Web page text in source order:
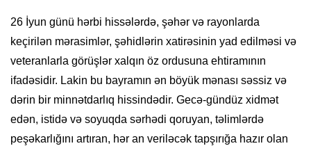
26 İyun günü hərbi hissələrdə, şəhər və rayonlarda
keçirilən mərasimlər, şəhidlərin xatirəsinin yad edilməsi və
veteranlarla görüşlər xalqın öz ordusuna ehtiramının
ifadəsidir. Lakin bu bayramın ən böyük mənası səssiz və
dərin bir minnətdarlıq hissindədir. Gecə-gündüz xidmət
edən, istidə və soyuqda sərhədi qoruyan, təlimlərdə
peşəkarlığını artıran, hər an veriləcək tapşırığa hazır olan